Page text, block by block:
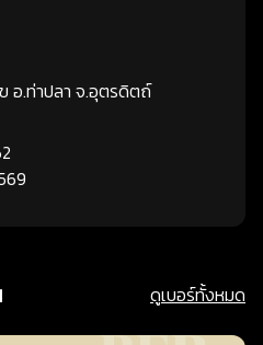
อ.ท่าปลา จ.อุตรดิตถ์
ดูเบอร์ทั้งหมด